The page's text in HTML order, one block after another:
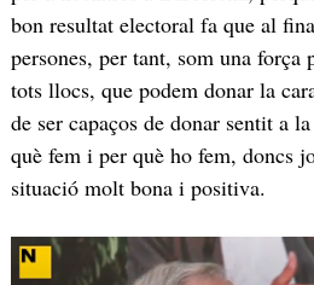
bon resultat electoral fa que al
persones, per tant, som una força
tots llocs, que podem donar la
de ser capaços de donar sentit a
què fem i per què ho fem, doncs
situació molt bona i positiva.